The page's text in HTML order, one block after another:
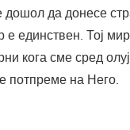
дошол да донесе
е единствен. Тој
кога сме сред
потпреме на Него.